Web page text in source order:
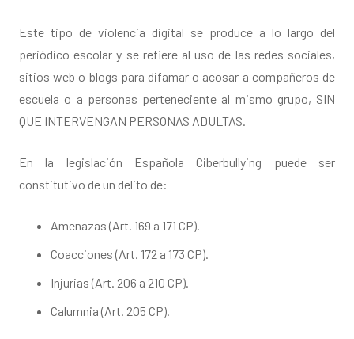
Este tipo de violencia digital se produce a lo largo del
periódico escolar y se refiere al uso de las redes sociales,
sitios web o blogs para difamar o acosar a compañeros de
escuela o a personas perteneciente al mismo grupo, SIN
QUE INTERVENGAN PERSONAS ADULTAS.
En la legislación Española Ciberbullying puede ser
constitutivo de un delito de:
Amenazas (Art. 169 a 171 CP).
Coacciones (Art. 172 a 173 CP).
Injurias (Art. 206 a 210 CP).
Calumnia (Art. 205 CP).